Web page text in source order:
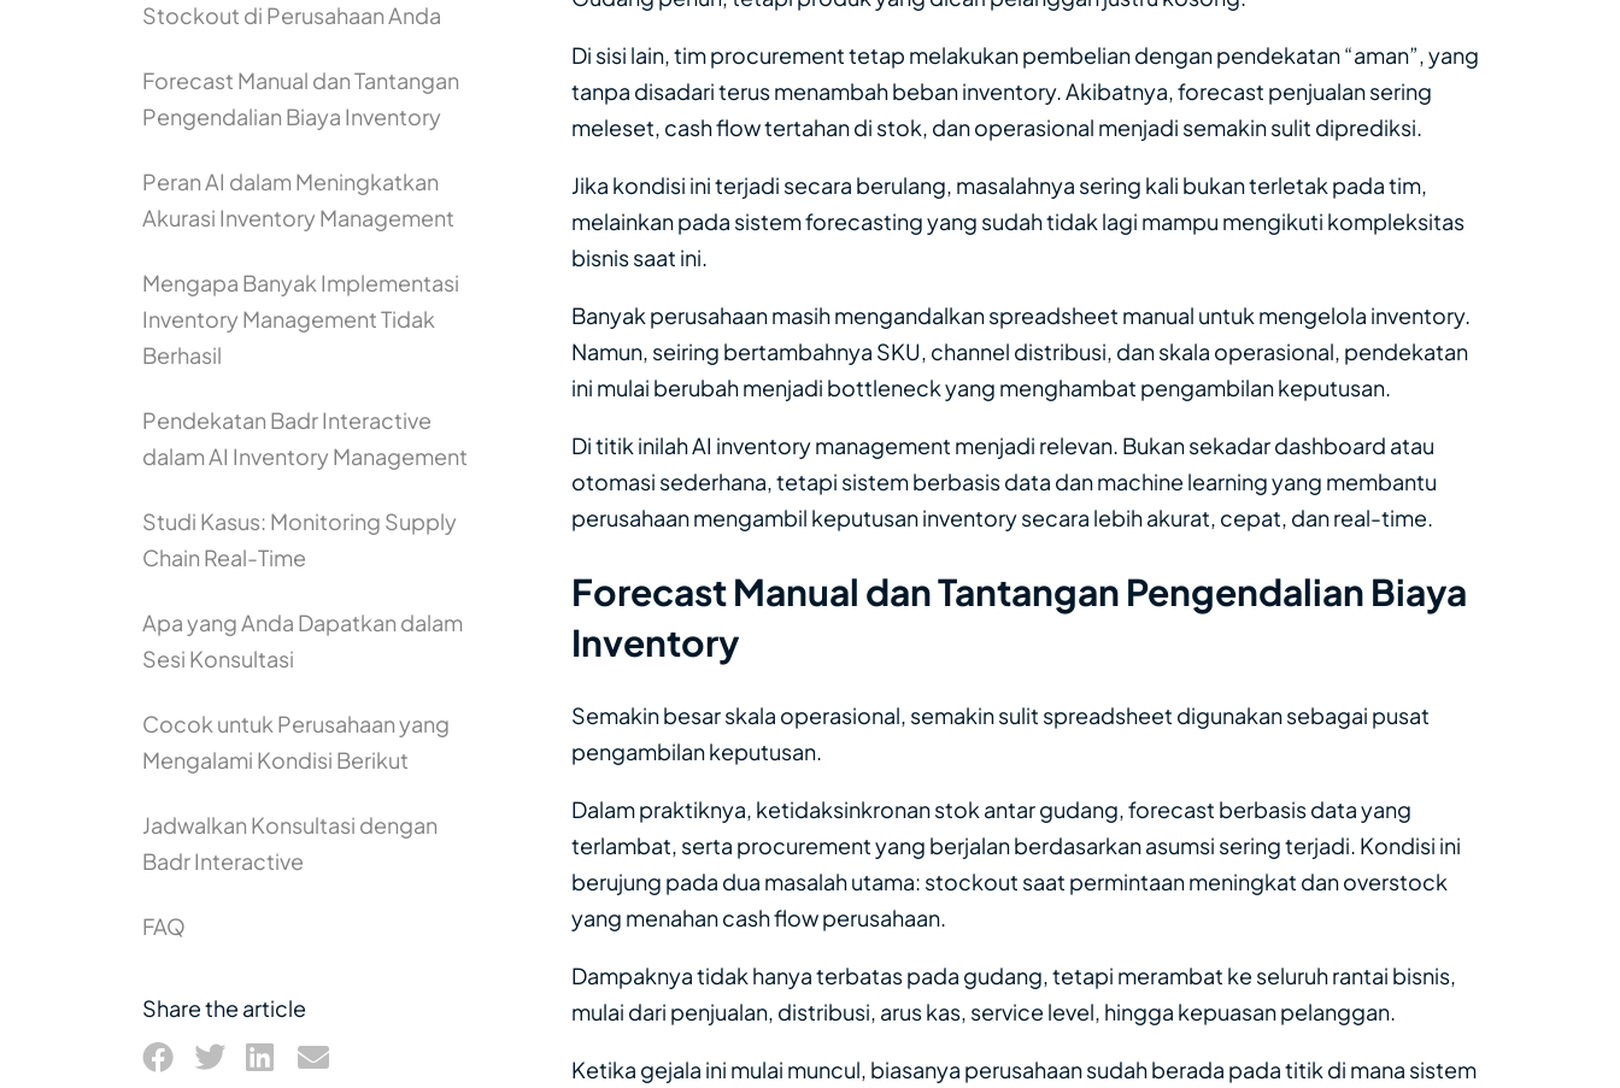
Stockout di Perusahaan Anda
Forecast Manual dan Tantangan
Pengendalian Biaya Inventory
Peran AI dalam Meningkatkan
Akurasi Inventory Management
Mengapa Banyak Implementasi
Inventory Management Tidak
Berhasil
Pendekatan Badr Interactive
dalam AI Inventory Management
Studi Kasus: Monitoring Supply
Chain Real-Time
Apa yang Anda Dapatkan dalam
Sesi Konsultasi
Cocok untuk Perusahaan yang
Mengalami Kondisi Berikut
Jadwalkan Konsultasi dengan
Badr Interactive
FAQ
Share the article
Di sisi lain, tim procurement tetap melakukan pembelian dengan pendekatan “aman”, yang
tanpa disadari terus menambah beban inventory. Akibatnya, forecast penjualan sering
meleset, cash flow tertahan di stok, dan operasional menjadi semakin sulit diprediksi.
Jika kondisi ini terjadi secara berulang, masalahnya sering kali bukan terletak pada tim,
melainkan pada sistem forecasting yang sudah tidak lagi mampu mengikuti kompleksitas
bisnis saat ini.
Banyak perusahaan masih mengandalkan spreadsheet manual untuk mengelola inventory.
Namun, seiring bertambahnya SKU, channel distribusi, dan skala operasional, pendekatan
ini mulai berubah menjadi bottleneck yang menghambat pengambilan keputusan.
Di titik inilah AI inventory management menjadi relevan. Bukan sekadar dashboard atau
otomasi sederhana, tetapi sistem berbasis data dan machine learning yang membantu
perusahaan mengambil keputusan inventory secara lebih akurat, cepat, dan real-time.
Forecast Manual dan Tantangan Pengendalian Biaya
Inventory
Semakin besar skala operasional, semakin sulit spreadsheet digunakan sebagai pusat
pengambilan keputusan.
Dalam praktiknya, ketidaksinkronan stok antar gudang, forecast berbasis data yang
terlambat, serta procurement yang berjalan berdasarkan asumsi sering terjadi. Kondisi ini
berujung pada dua masalah utama: stockout saat permintaan meningkat dan overstock
yang menahan cash flow perusahaan.
Dampaknya tidak hanya terbatas pada gudang, tetapi merambat ke seluruh rantai bisnis,
mulai dari penjualan, distribusi, arus kas, service level, hingga kepuasan pelanggan.
Ketika gejala ini mulai muncul, biasanya perusahaan sudah berada pada titik di mana sistem